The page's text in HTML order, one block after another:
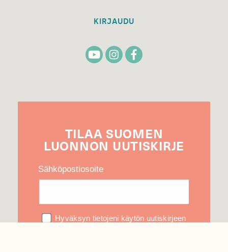
KIRJAUDU
TILAA SUOMEN
LUONNON UUTIS­KIRJE
Sähköpostiosoite
Hyväksyn tietojeni käytön uutiskirjeen